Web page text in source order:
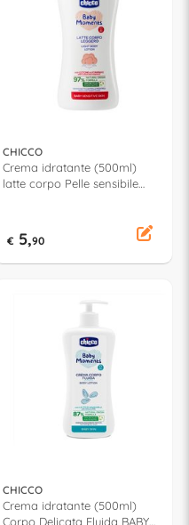
CHICCO
Crema idratante (500ml)
latte corpo Pelle sensibile
€ 5,90
CHICCO
Crema idratante (500ml)
Corpo Delicata Fluida BABY